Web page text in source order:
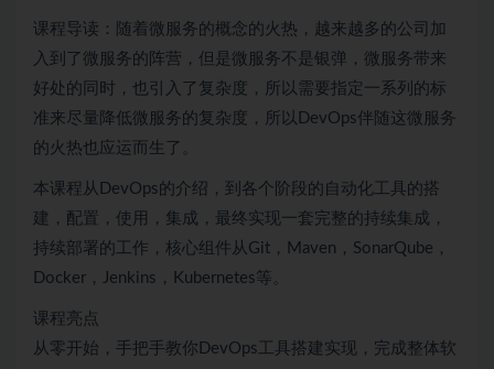
课程导读：随着微服务的概念的火热，越来越多的公司加
入到了微服务的阵营，但是微服务不是银弹，微服务带来
好处的同时，也引入了复杂度，所以需要指定一系列的标
准来尽量降低微服务的复杂度，所以DevOps伴随这微服务
的火热也应运而生了。
本课程从DevOps的介绍，到各个阶段的自动化工具的搭
建，配置，使用，集成，最终实现一套完整的持续集成，
持续部署的工作，核心组件从Git，Maven，SonarQube，
Docker，Jenkins，Kubernetes等。
课程亮点
从零开始，手把手教你DevOps工具搭建实现，完成整体软